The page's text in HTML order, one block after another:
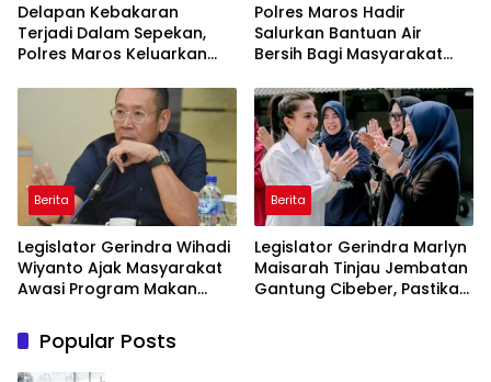
Delapan Kebakaran
Terjadi Dalam Sepekan,
Polres Maros Keluarkan
Masyarakat
Polres Maros Hadir
Salurkan Bantuan Air
Bersih Bagi Masyarakat
Di Maros
Berita
Legislator Gerindra Wihadi
Wiyanto Ajak Masyarakat
Awasi Program Makan
Sasaran
Berita
Legislator Gerindra Marlyn
Maisarah Tinjau Jembatan
Gantung Cibeber, Pastikan
Popular Posts